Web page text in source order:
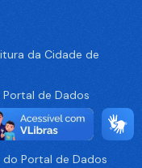
da Cidade de
de Dados
do Recife
Portal de Dados